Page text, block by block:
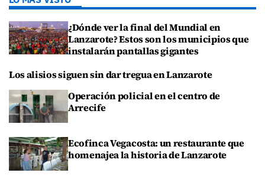
¿Dónde ver la final del Mundial en
Lanzarote? Estos son los municipios que
instalarán pantallas gigantes
Los alisios siguen sin dar tregua en Lanzarote
Operación policial en el centro de
Arrecife
Ecofinca Vegacosta: un restaurante que
homenajea la historia de Lanzarote